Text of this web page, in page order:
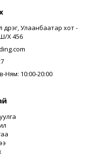
Улаанбаатар хот -
Х 456
Ням: 10:00-20:00